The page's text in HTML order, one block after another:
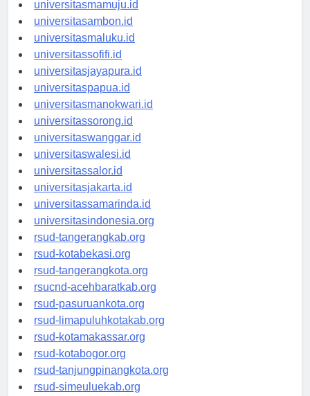
universitasmamuju.id
universitasambon.id
universitasmaluku.id
universitassofifi.id
universitasjayapura.id
universitaspapua.id
universitasmanokwari.id
universitassorong.id
universitaswanggar.id
universitaswalesi.id
universitassalor.id
universitasjakarta.id
universitassamarinda.id
universitasindonesia.org
rsud-tangerangkab.org
rsud-kotabekasi.org
rsud-tangerangkota.org
rsucnd-acehbaratkab.org
rsud-pasuruankota.org
rsud-limapuluhkotakab.org
rsud-kotamakassar.org
rsud-kotabogor.org
rsud-tanjungpinangkota.org
rsud-simeuluekab.org